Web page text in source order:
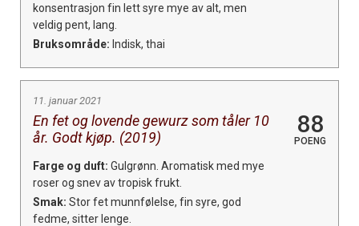
konsentrasjon fin lett syre mye av alt, men
veldig pent, lang.
Bruksområde: Indisk, thai
11. januar 2021
En fet og lovende gewurz som tåler 10
år. Godt kjøp. (2019)
88
POENG
Farge og duft: Gulgrønn. Aromatisk med mye
roser og snev av tropisk frukt.
Smak: Stor fet munnfølelse, fin syre, god
fedme, sitter lenge.